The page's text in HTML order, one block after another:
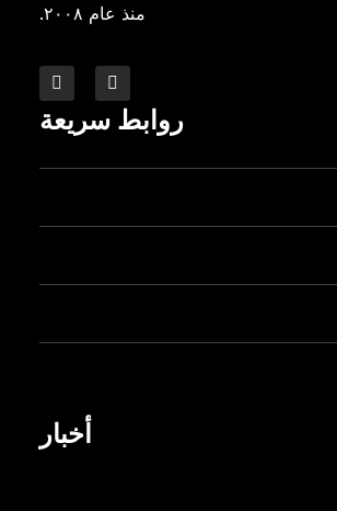
منذ عام ٢٠٠٨.
روابط سريعة
أخبار